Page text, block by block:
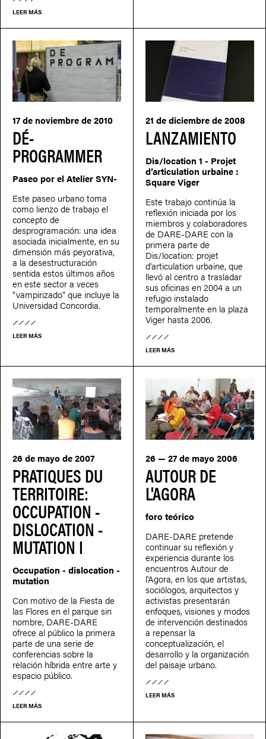
LEER MÁS
DÉ-
PROGRAMMER
17 de noviembre de 2010
Paseo por el Atelier SYN-
Este paseo urbano toma
como lienzo de trabajo el
concepto de
desprogramación: una idea
asociada inicialmente, en su
dimensión más peyorativa,
a la desestructuración
sentida estos últimos años
en este sector a veces
"vampirizado" que incluye la
Universidad Concordia.
LEER MÁS
LANZAMIENTO
21 de diciembre de 2008
Dis/location 1 - Projet
d’articulation urbaine :
Square Viger
Este trabajo continúa la
reflexión iniciada por los
miembros y colaboradores
de DARE-DARE con la
primera parte de
Dis/location: projet
d'articulation urbaine, que
llevó al centro a trasladar
sus oficinas en 2004 a un
refugio instalado
temporalmente en la plaza
Viger hasta 2006.
LEER MÁS
PRATIQUES DU
TERRITOIRE:
OCCUPATION -
DISLOCATION -
MUTATION I
26 de mayo de 2007
Occupation - dislocation -
mutation
Con motivo de la Fiesta de
las Flores en el parque sin
nombre, DARE-DARE
ofrece al público la primera
parte de una serie de
conferencias sobre la
relación híbrida entre arte y
espacio público.
LEER MÁS
AUTOUR DE
L'AGORA
26 — 27 de mayo 2006
foro teórico
DARE-DARE pretende
continuar su reflexión y
experiencia durante los
encuentros Autour de
l'Agora, en los que artistas,
sociólogos, arquitectos y
activistas presentarán
enfoques, visiones y modos
de intervención destinados
a repensar la
conceptualización, el
desarrollo y la organización
del paisaje urbano.
LEER MÁS